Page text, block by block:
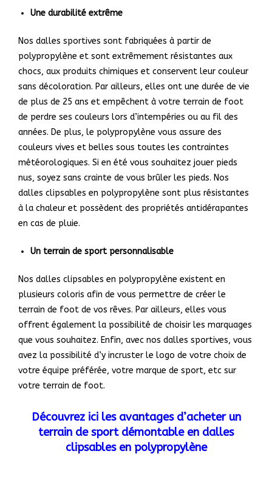
Une durabilité extrême
Nos dalles sportives sont fabriquées à partir de
polypropylène et sont extrêmement résistantes aux
chocs, aux produits chimiques et conservent leur couleur
sans décoloration. Par ailleurs, elles ont une durée de vie
de plus de 25 ans et empêchent à votre terrain de foot
de perdre ses couleurs lors d’intempéries ou au fil des
années. De plus, le polypropylène vous assure des
couleurs vives et belles sous toutes les contraintes
météorologiques. Si en été vous souhaitez jouer pieds
nus, soyez sans crainte de vous brûler les pieds. Nos
dalles clipsables en polypropylène sont plus résistantes
à la chaleur et possèdent des propriétés antidérapantes
en cas de pluie.
Un terrain de sport personnalisable
Nos dalles clipsables en polypropylène existent en
plusieurs coloris afin de vous permettre de créer le
terrain de foot de vos rêves. Par ailleurs, elles vous
offrent également la possibilité de choisir les marquages
que vous souhaitez. Enfin, avec nos dalles sportives, vous
avez la possibilité d’y incruster le logo de votre choix de
votre équipe préférée, votre marque de sport, etc sur
votre terrain de foot.
Découvrez ici les avantages d’acheter un
terrain de sport démontable en dalles
clipsables en polypropylène